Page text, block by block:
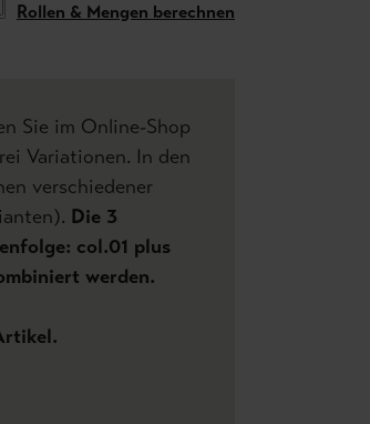
Rollen & Mengen berechnen
Sie im Online-Shop
Variationen. In den
verschiedener
Die 3
col.01 plus
werden.